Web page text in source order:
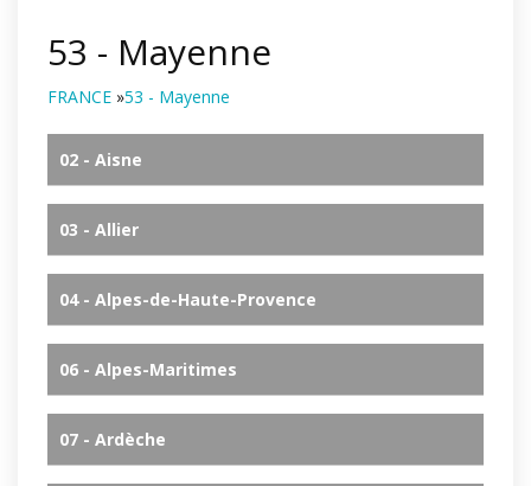
53 - Mayenne
FRANCE »53 - Mayenne
02 - Aisne
03 - Allier
04 - Alpes-de-Haute-Provence
06 - Alpes-Maritimes
07 - Ardèche